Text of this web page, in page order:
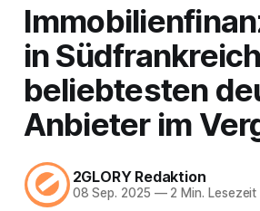
in
beliebtesten
Anbieter im
2GLORY Redaktion
08 Sep. 2025 —2 Min. Lesezeit